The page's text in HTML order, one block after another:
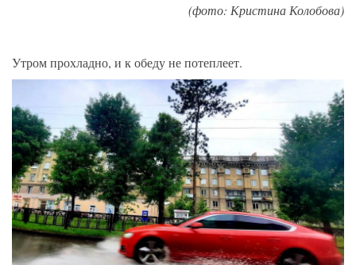
(фото: Кристина Колобова)
Утром прохладно, и к обеду не потеплеет.